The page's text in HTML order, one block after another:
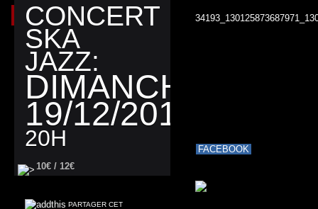
CONCERT
SKA
JAZZ:
DIMANCHE
19/12/2010
20H
10€ / 12€
PARTAGER CET
FACEBOOK